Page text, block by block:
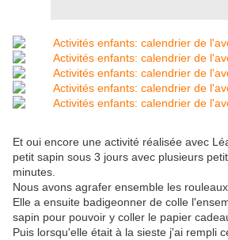
Et oui encore une activité réalisée avec
petit sapin sous 3 jours avec plusieurs
minutes.
Nous avons agrafer ensemble les
Elle a ensuite badigeonner de colle
sapin pour pouvoir y coller le papier
Puis lorsqu'elle était à la sieste j'ai rempli